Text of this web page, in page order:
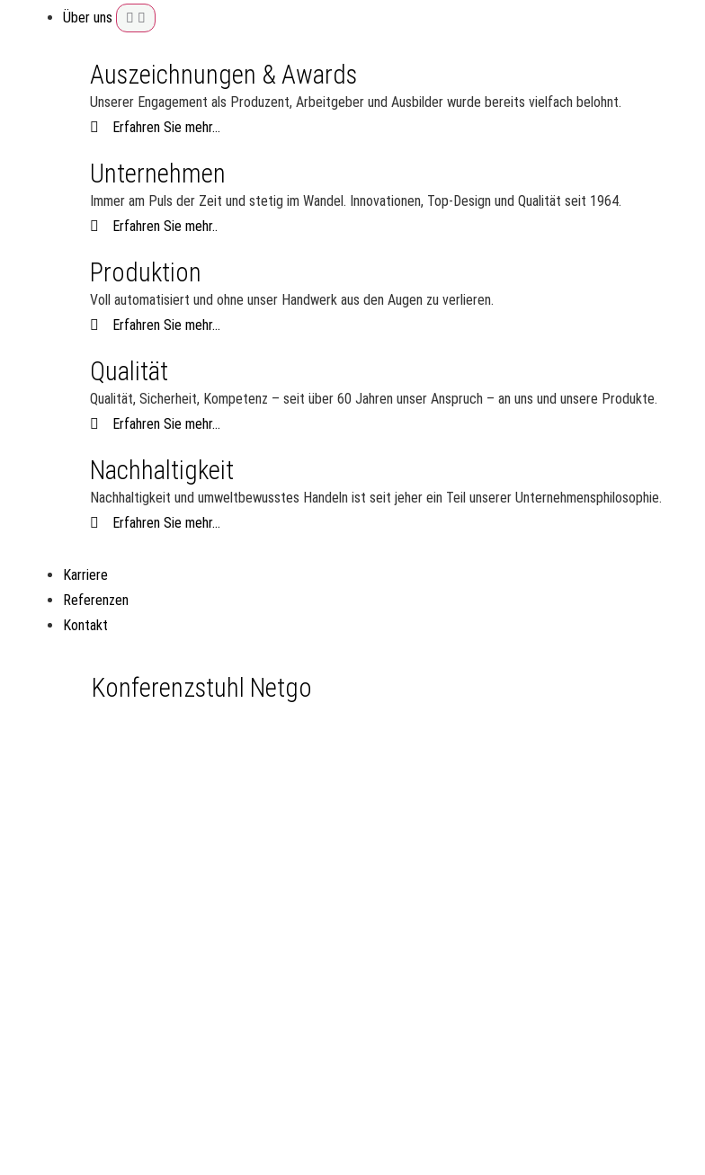
Über uns
Auszeichnungen & Awards
Unserer Engagement als Produzent, Arbeitgeber und Ausbilder wurde bereits vielfach belohnt.
Erfahren Sie mehr...
Unternehmen
Immer am Puls der Zeit und stetig im Wandel. Innovationen, Top-Design und Qualität seit 1964.
Erfahren Sie mehr..
Produktion
Voll automatisiert und ohne unser Handwerk aus den Augen zu verlieren.
Erfahren Sie mehr...
Qualität
Qualität, Sicherheit, Kompetenz – seit über 60 Jahren unser Anspruch – an uns und unsere Produkte.
Erfahren Sie mehr...
Nachhaltigkeit
Nachhaltigkeit und umweltbewusstes Handeln ist seit jeher ein Teil unserer Unternehmensphilosophie.
Erfahren Sie mehr...
Karriere
Referenzen
Kontakt
Konferenzstuhl Netgo